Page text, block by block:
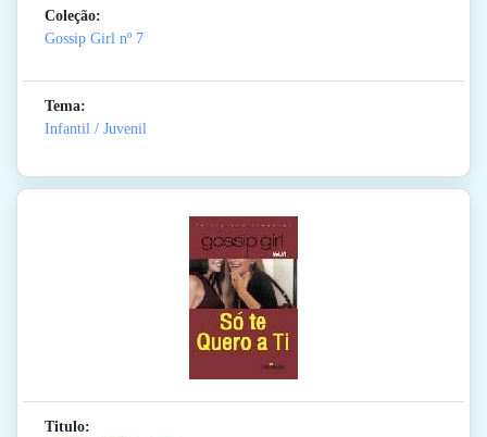
Coleção:
Gossip Girl nº 7
Tema:
Infantil / Juvenil
Titulo: